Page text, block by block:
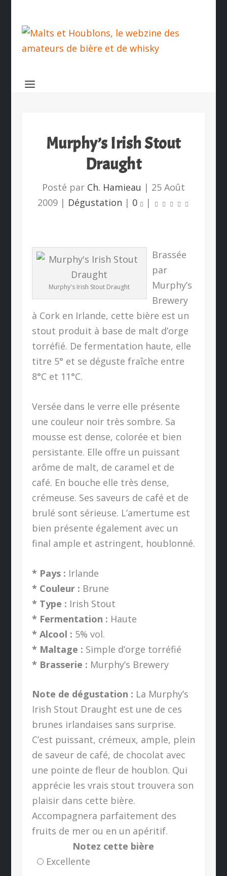
Murphy’s Irish Stout
Draught
Posté par Ch. Hamieau | 25 Août
2009 | Dégustation | 0 |
Murphy's Irish Stout Draught
Brassée
par
Murphy’s
Brewery
à Cork en Irlande, cette bière est un
stout produit à base de malt d’orge
torréfié. De fermentation haute, elle
titre 5° et se déguste fraîche entre
8°C et 11°C.
Versée dans le verre elle présente
une couleur noir très sombre. Sa
mousse est dense, colorée et bien
persistante. Elle offre un puissant
arôme de malt, de caramel et de
café. En bouche elle très dense,
crémeuse. Ses saveurs de café et de
brulé sont sérieuse. L’amertume est
bien présente également avec un
final ample et astringent, houblonné.
* Pays : Irlande
* Couleur : Brune
* Type : Irish Stout
* Fermentation : Haute
* Alcool : 5% vol.
* Maltage : Simple d’orge torréfié
* Brasserie : Murphy’s Brewery
Note de dégustation : La Murphy’s
Irish Stout Draught est une de ces
brunes irlandaises sans surprise.
C’est puissant, crémeux, ample, plein
de saveur de café, de chocolat avec
une pointe de fleur de houblon. Qui
apprécie les vrais stout trouvera son
plaisir dans cette bière.
Accompagnera parfaitement des
fruits de mer ou en un apéritif.
Notez cette bière
Excellente